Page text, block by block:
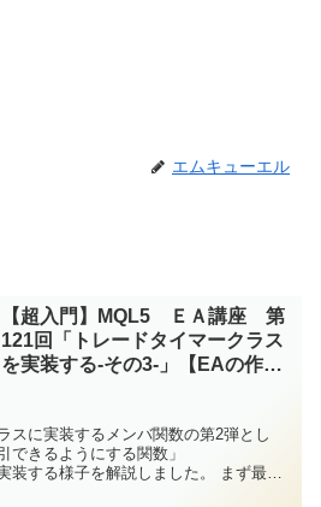
エムキューエル
【超入門】MQL5 ＥＡ講座 第
121回「トレードタイマークラス
を実装する-その3-」【EAの作り
スに実装するメンバ関数の第2弾とし
できるようにする関数」
装する様子を解説しました。 まず最初